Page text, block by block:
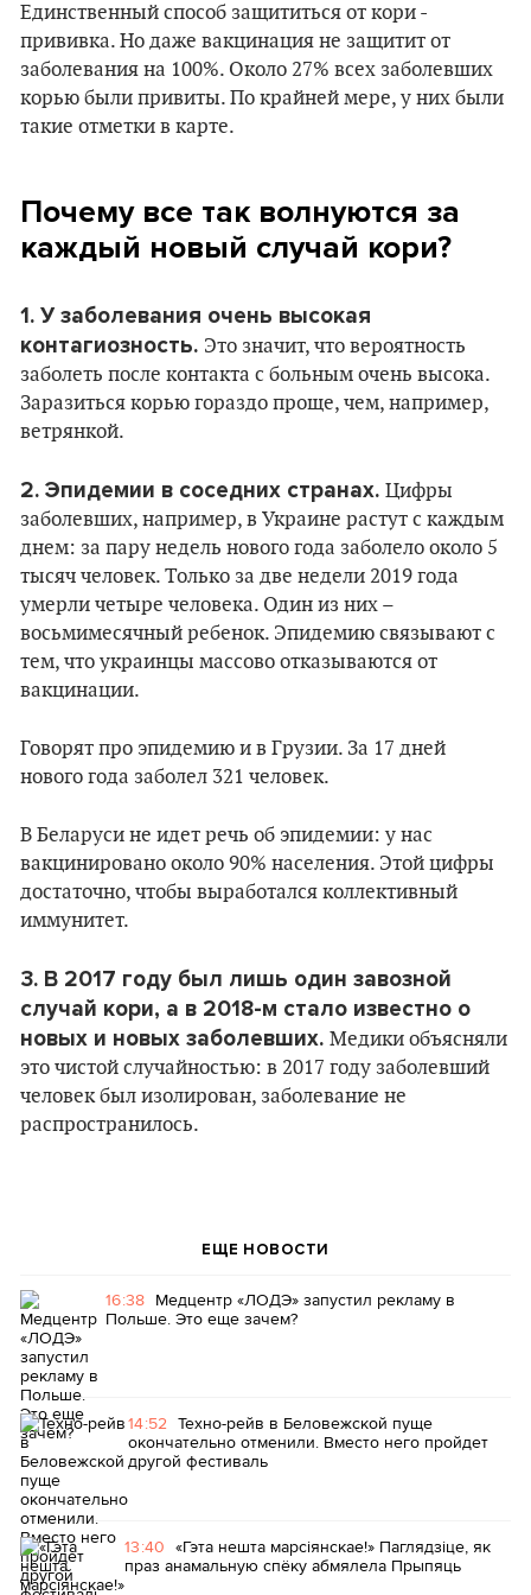
Единственный способ защититься от кори -
прививка. Но даже вакцинация не защитит от
заболевания на 100%. Около 27% всех заболевших
корью были привиты. По крайней мере, у них были
такие отметки в карте.
Почему все так волнуются за
каждый новый случай кори?
1. У заболевания очень высокая
контагиозность. Это значит, что вероятность
заболеть после контакта с больным очень высока.
Заразиться корью гораздо проще, чем, например,
ветрянкой.
2. Эпидемии в соседних странах. Цифры
заболевших, например, в Украине растут с каждым
днем: за пару недель нового года заболело около 5
тысяч человек. Только за две недели 2019 года
умерли четыре человека. Один из них –
восьмимесячный ребенок. Эпидемию связывают с
тем, что украинцы массово отказываются от
вакцинации.
Говорят про эпидемию и в Грузии. За 17 дней
нового года заболел 321 человек.
В Беларуси не идет речь об эпидемии: у нас
вакцинировано около 90% населения. Этой цифры
достаточно, чтобы выработался коллективный
иммунитет.
3. В 2017 году был лишь один завозной
случай кори, а в 2018-м стало известно о
новых и новых заболевших. Медики объясняли
это чистой случайностью: в 2017 году заболевший
человек был изолирован, заболевание не
распространилось.
ЕЩЕ НОВОСТИ
16:38 Медцентр «ЛОДЭ» запустил рекламу в
Польше. Это еще зачем?
14:52 Техно-рейв в Беловежской пуще
окончательно отменили. Вместо него пройдет
другой фестиваль
13:40 «Гэта нешта марсіянскае!» Паглядзіце, як
праз анамальную спёку абмялела Прыпяць